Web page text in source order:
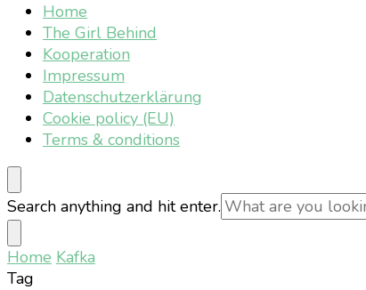
Home
The Girl Behind
Kooperation
Impressum
Datenschutzerklärung
Cookie policy (EU)
Terms & conditions
Looking
for
Something?
Search anything and hit enter.
Home Kafka
Tag